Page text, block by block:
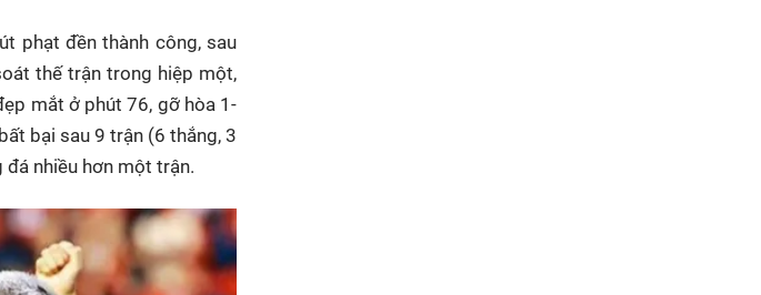
phạt đền thành công, sau
thế trận trong hiệp một,
mắt ở phút 76, gỡ hòa 1-
bại sau 9 trận (6 thắng, 3
đá nhiều hơn một trận.